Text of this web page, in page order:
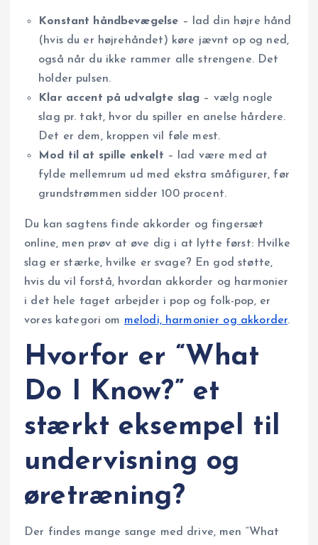
Konstant håndbevægelse – lad din højre hånd
(hvis du er højrehåndet) køre jævnt op og ned,
også når du ikke rammer alle strengene. Det
holder pulsen.
Klar accent på udvalgte slag – vælg nogle
slag pr. takt, hvor du spiller en anelse hårdere.
Det er dem, kroppen vil føle mest.
Mod til at spille enkelt – lad være med at
fylde mellemrum ud med ekstra småfigurer, før
grundstrømmen sidder 100 procent.
Du kan sagtens finde akkorder og fingersæt
online, men prøv at øve dig i at lytte først: Hvilke
slag er stærke, hvilke er svage? En god støtte,
hvis du vil forstå, hvordan akkorder og harmonier
i det hele taget arbejder i pop og folk-pop, er
vores kategori om melodi, harmonier og akkorder.
Hvorfor er “What
Do I Know?” et
stærkt eksempel til
undervisning og
øretræning?
Der findes mange sange med drive, men “What